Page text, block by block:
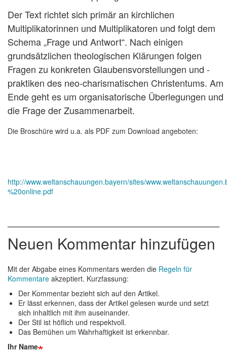
Der Text richtet sich primär an kirchlichen
Multiplikatorinnen und Multiplikatoren und folgt dem
Schema „Frage und Antwort“. Nach einigen
grundsätzlichen theologischen Klärungen folgen
Fragen zu konkreten Glaubensvorstellungen und -
praktiken des neo-charismatischen Christentums. Am
Ende geht es um organisatorische Überlegungen und
die Frage der Zusammenarbeit.
Die Broschüre wird u.a. als PDF zum Download angeboten:
http://www.weltanschauungen.bayern/sites/
%20online.pdf
Neuen Kommentar hinzufügen
Mit der Abgabe eines Kommentars werden die Regeln für
Kommentare akzeptiert. Kurzfassung:
Der Kommentar bezieht sich auf den Artikel.
Er lässt erkennen, dass der Artikel gelesen wurde und setzt
sich inhaltlich mit ihm auseinander.
Der Stil ist höflich und respektvoll.
Das Bemühen um Wahrhaftigkeit ist erkennbar.
Ihr Name